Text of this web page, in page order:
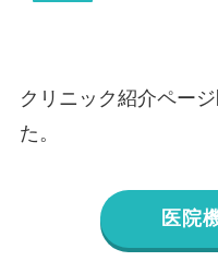
クリニック紹介ペー
た。
医院